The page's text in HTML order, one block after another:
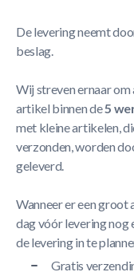
De levering neemt
beslag.
Wij streven ernaar
artikel binnen de5
met kleine artikelen,
verzonden, worden
geleverd.
Wanneer er een groot
dag vóór levering nog
de levering in te
Gratis